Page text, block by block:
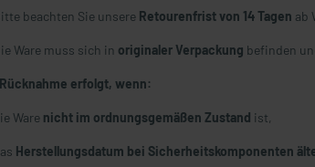
beachten Sie unsere Retourenfrist von 14 Tagen ab
Ware muss sich in originaler Verpackung befinden
erfolgt, wenn:
Ware nicht im ordnungsgemäßen Zustand ist,
Herstellungsdatum bei Sicherheitskomponenten